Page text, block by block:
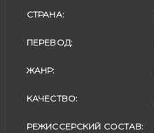
СТРАНА:
ПЕРЕВОД:
ЖАНР:
КАЧЕСТВО:
РЕЖИССЕРСКИЙ СОСТАВ: